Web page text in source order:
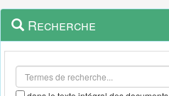
Navigation
outils
Menu
contextuel
Recherche